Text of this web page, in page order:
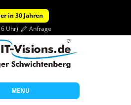
in 30 Jahren
Uhr) Anfrage
MENU